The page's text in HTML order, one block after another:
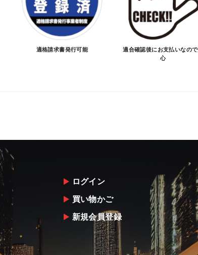
適格請求書発行可能
適合確認後にお支払いなの
心
ログイン
買い物かご
新規会員登録